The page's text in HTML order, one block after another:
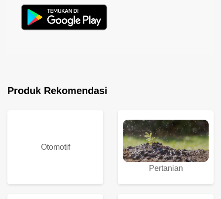
Produk Rekomendasi
Otomotif
Pertanian